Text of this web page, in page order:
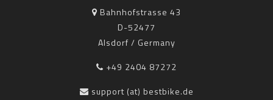
Bahnhofstrasse 43
D-52477
Alsdorf / Germany
+49 2404 87272
support (at) bestbike.de